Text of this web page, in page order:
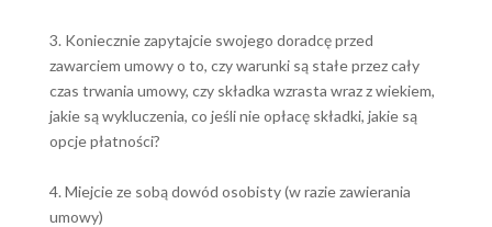
3. Koniecznie zapytajcie swojego doradcę przed
zawarciem umowy o to, czy warunki są stałe przez cały
czas trwania umowy, czy składka wzrasta wraz z wiekiem,
jakie są wykluczenia, co jeśli nie opłacę składki, jakie są
opcje płatności?
4. Miejcie ze sobą dowód osobisty (w razie zawierania
umowy)